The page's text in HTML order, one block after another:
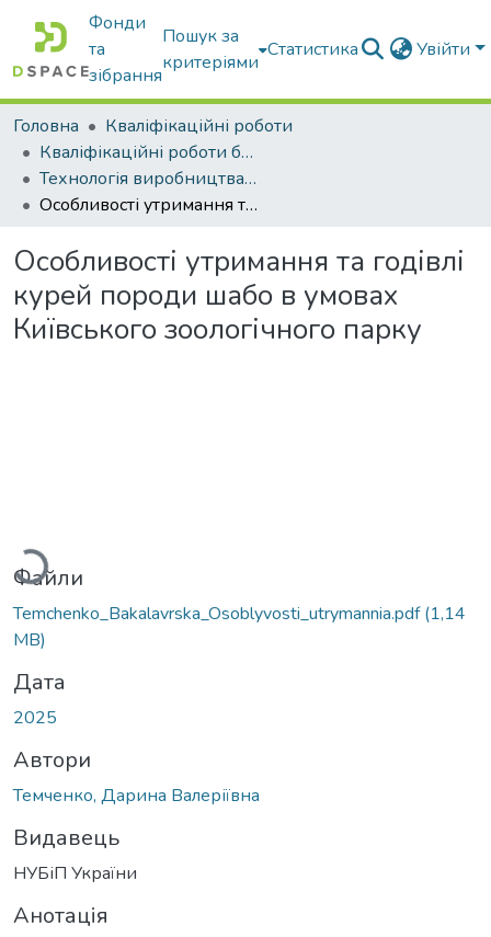
Фонди
та
зібрання
Пошук за
критеріями
Статистика Увійти
Головна
Кваліфікаційні роботи
Кваліфікаційні роботи бакалаврів
Технологія виробництва і переробки продукції тваринництва
Особливості утримання та годівлі курей породи шабо в умовах Київського зоологічного парку
Особливості утримання та годівлі
курей породи шабо в умовах
Київського зоологічного парку
Вантажиться...
Файли
Temchenko_Bakalavrska_Osoblyvosti_utrymannia.pdf(1,14
MB)
Дата
2025
Автори
Темченко, Дарина Валеріївна
Видавець
НУБіП України
Анотація